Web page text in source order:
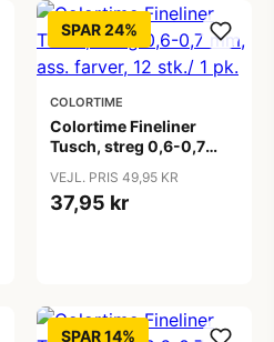
SPAR 24%
COLORTIME
Colortime Fineliner
Tusch, streg 0,6-0,7
pk.
VEJL. PRIS 49,95 KR
37,95 kr
SPAR 14%